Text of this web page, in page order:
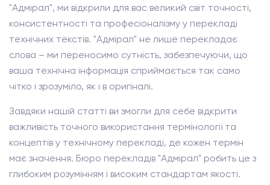
"Адмірал", ми відкрили для вас великий світ точності,
консистентності та професіоналізму у перекладі
технічних текстів. "Адмірал" не лише перекладає
слова – ми переносимо сутність, забезпечуючи, що
ваша технічна інформація сприймається так само
чітко і зрозуміло, як і в оригіналі.
Завдяки нашій статті ви змогли для себе відкрити
важливість точного використання термінології та
концептів у технічному перекладі, де кожен термін
має значення. Бюро перекладів "Адмірал" робить це з
глибоким розумінням і високим стандартам якості.